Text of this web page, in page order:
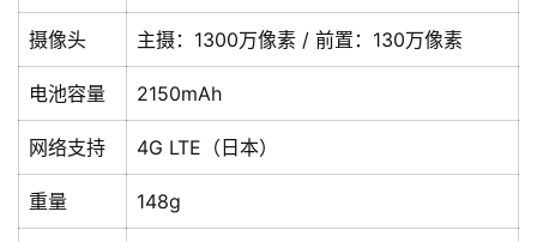
摄像头 主摄：1300万像素 / 前置：130万像素
电池容量 2150mAh
网络支持 4G LTE（日本）
重量 148g